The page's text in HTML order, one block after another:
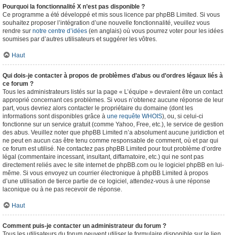
Pourquoi la fonctionnalité X n’est pas disponible ?
Ce programme a été développé et mis sous licence par phpBB Limited. Si vous
souhaitez proposer l’intégration d’une nouvelle fonctionnalité, veuillez vous
rendre sur notre centre d’idées (en anglais) où vous pourrez voter pour les idées
soumises par d’autres utilisateurs et suggérer les vôtres.
Haut
Qui dois-je contacter à propos de problèmes d’abus ou d’ordres légaux liés à
ce forum ?
Tous les administrateurs listés sur la page « L’équipe » devraient être un contact
approprié concernant ces problèmes. Si vous n’obtenez aucune réponse de leur
part, vous devriez alors contacter le propriétaire du domaine (dont les
informations sont disponibles grâce à une requête WHOIS), ou, si celui-ci
fonctionne sur un service gratuit (comme Yahoo, Free, etc.), le service de gestion
des abus. Veuillez noter que phpBB Limited n’a absolument aucune juridiction et
ne peut en aucun cas être tenu comme responsable de comment, où et par qui
ce forum est utilisé. Ne contactez pas phpBB Limited pour tout problème d’ordre
légal (commentaire incessant, insultant, diffamatoire, etc.) qui ne sont pas
directement reliés avec le site internet de phpBB.com ou le logiciel phpBB en lui-
même. Si vous envoyez un courrier électronique à phpBB Limited à propos
d’une utilisation de tierce partie de ce logiciel, attendez-vous à une réponse
laconique ou à ne pas recevoir de réponse.
Haut
Comment puis-je contacter un administrateur du forum ?